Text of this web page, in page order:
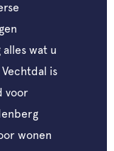
wat u
is
voor
wonen